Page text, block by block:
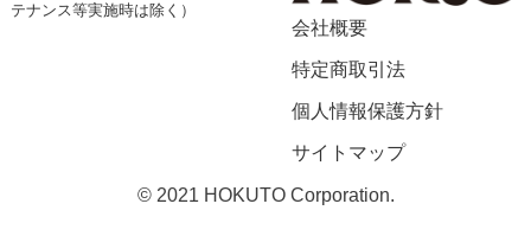
テナンス等実施時は除く）
会社概要
特定商取引法
個人情報保護方針
サイトマップ
© 2021 HOKUTO Corporation.